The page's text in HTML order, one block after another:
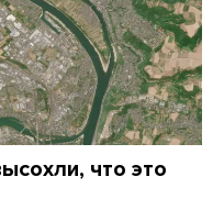
что это